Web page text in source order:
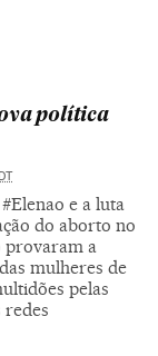
política
e a luta
do aborto no
provaram a
mulheres de
pelas
redes